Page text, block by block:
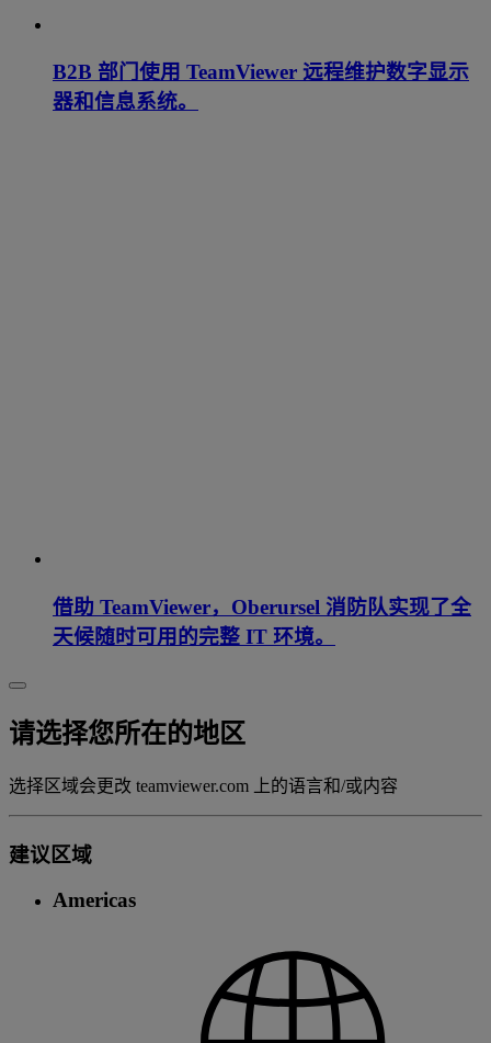
B2B 部门使用 TeamViewer 远程维护数字显示
器和信息系统。
借助 TeamViewer，Oberursel 消防队实现了全
天候随时可用的完整 IT 环境。
请选择您所在的地区
选择区域会更改 teamviewer.com 上的语言和/或内容
建议区域
Americas